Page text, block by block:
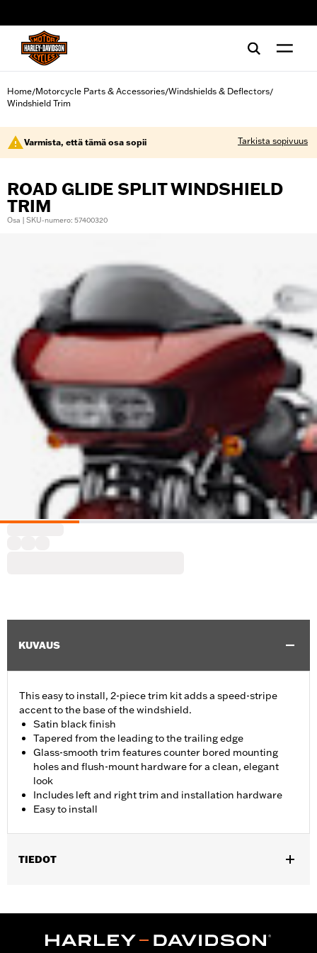
Home/Motorcycle Parts & Accessories/Windshields & Deflectors/
Windshield Trim
Varmista, että tämä osa sopii Tarkista sopivuus
ROAD GLIDE SPLIT WINDSHIELD
TRIM
Osa | SKU-numero: 57400320
KUVAUS
This easy to install, 2-piece trim kit adds a speed-stripe
accent to the base of the windshield.
Satin black finish
Tapered from the leading to the trailing edge
Glass-smooth trim features counter bored mounting
holes and flush-mount hardware for a clean, elegant
look
Includes left and right trim and installation hardware
Easy to install
TIEDOT
Installation Instructions